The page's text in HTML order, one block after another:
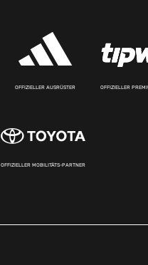
OFFIZIELLER AUSRÜSTER OFFIZIELLER
OFFIZIELLER MOBILITÄTS-PARTNER